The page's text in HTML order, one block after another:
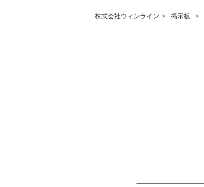
株式会社ウィンライン > 掲示板 >